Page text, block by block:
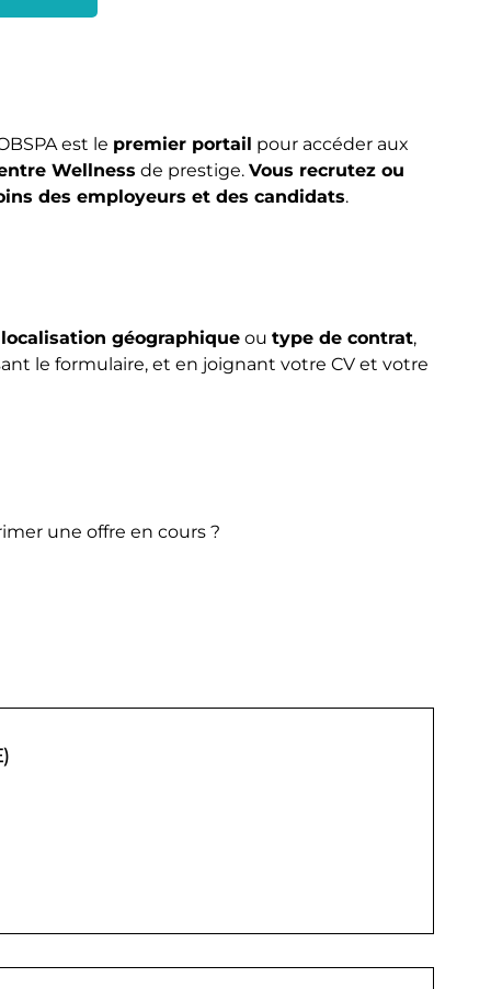
est le premier portail pour accéder aux
Wellness de prestige. Vous recrutez ou
des employeurs et des candidats.
localisation géographique ou type de contrat,
le formulaire, et en joignant votre CV et votre
une offre en cours ?